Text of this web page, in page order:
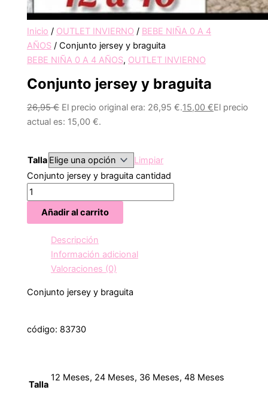
Inicio / OUTLET INVIERNO / BEBE NIÑA 0 A 4
AÑOS / Conjunto jersey y braguita
BEBE NIÑA 0 A 4 AÑOS, OUTLET INVIERNO
Conjunto jersey y braguita
26,95€ El precio original era: 26,95 €.15,00€El precio
actual es: 15,00 €.
Talla
Limpiar
Conjunto jersey y braguita cantidad
Añadir al carrito
Descripción
Información adicional
Valoraciones (0)
Conjunto jersey y braguita
código: 83730
Talla
12 Meses, 24 Meses, 36 Meses, 48 Meses